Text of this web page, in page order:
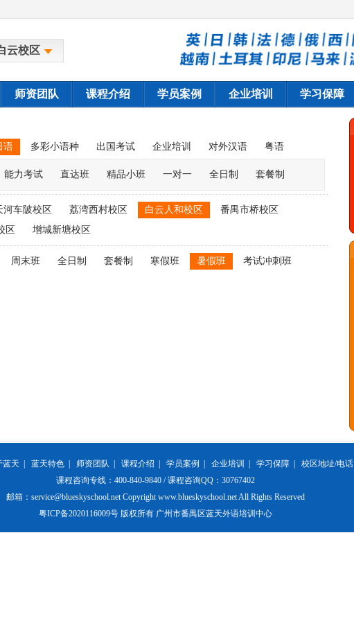
云校区
师资团队 课程介绍 学员案例 企业培训 学习保障
语 多彩小语种 出国考试 企业培训 对外汉语 粤语
能力考试 直达班 精品小班 一对一 全日制 套餐制
河车陂校区 荔湾西村校区 白云人和校区
番禺市桥校区
区 增城新塘校区
周末班 全日制 套餐制 寒假班 暑假班
考试冲刺班
蓝天 蓝天特色 师资团队 课程介绍 学员案例 企业培训 学习保障
校区地址/电话
课程咨询专线：400-840-9840 / 课程咨询QQ：30767402
邮箱：service@blueskyschool.net Copyright www.blueskyschool.net All Rights Reserved
粤ICP备2020116009号 版权所有 广州市番禺区蓝天外语培训中心